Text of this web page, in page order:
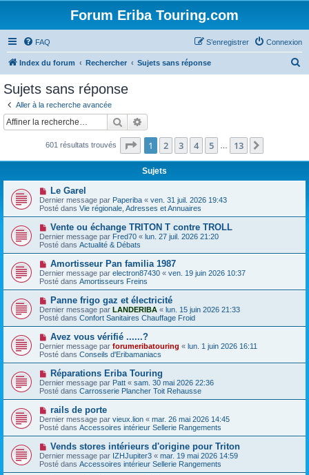
Forum Eriba Touring.com
FAQ Connexion
S’enregistrer
Index du forum Rechercher Sujets sans réponse
c
Sujets sans réponse
Aller à la recherche avancée
Rechercher
601 résultats trouvés Page 1sur13
1 2 3 4 5 13
Sujets
N
o
u
v
e
u
m
e
s
s
a
g
e
Le Garel
Dernier message par Paperiba « ven. 31 juil. 2026 19:43
Posté dans Vie régionale, Adresses et Annuaires
N
o
u
v
a
u
m
e
s
a
g
Vente ou échange TRITON T contre TROLL
Dernier message par Fred70 « lun. 27 juil. 2026 21:20
Posté dans Actualité & Débats
N
o
u
v
e
a
u
m
e
s
s
a
g
e
Amortisseur Pan familia 1987
Dernier message par electron87430 « ven. 19 juin 2026 10:37
Posté dans Amortisseurs Freins
N
o
u
v
a
u
m
e
s
a
g
Panne frigo gaz et électricité
Dernier message par LANDERIBA « lun. 15 juin 2026 21:33
Posté dans Confort Sanitaires Chauffage Froid
N
o
u
v
e
a
u
m
e
s
s
a
g
e
Avez vous vérifié ......?
Dernier message par forumeribatouring « lun. 1 juin 2026 16:11
Posté dans Conseils d'Eribamaniacs
N
o
u
v
a
u
m
e
s
s
a
g
Réparations Eriba Touring
Dernier message par Patt « sam. 30 mai 2026 22:36
Posté dans Carrosserie Plancher Toit Rehausse
N
o
u
v
e
u
m
rails de porte
Dernier message par vieux.lion « mar. 26 mai 2026 14:45
Posté dans Accessoires intérieur Sellerie Rangements
N
o
u
v
Vends stores intérieurs d'origine pour Triton
Dernier message par IZHJupiter3 « mar. 19 mai 2026 14:59
Posté dans Accessoires intérieur Sellerie Rangements